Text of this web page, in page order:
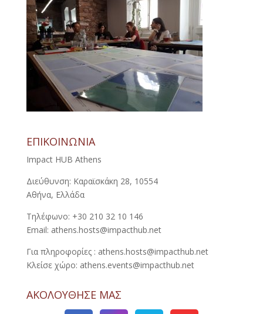
ΕΠΙΚΟΙΝΩΝΙΑ
Impact HUB Athens
Διεύθυνση: Καραϊσκάκη 28, 10554
Αθήνα, Ελλάδα
Τηλέφωνο: +30 210 32 10 146
Email: athens.hosts@impacthub.net
Για πληροφορίες : athens.hosts@impacthub.net
Κλείσε χώρο: athens.events@impacthub.net
ΑΚΟΛΟΥΘΗΣΕ ΜΑΣ